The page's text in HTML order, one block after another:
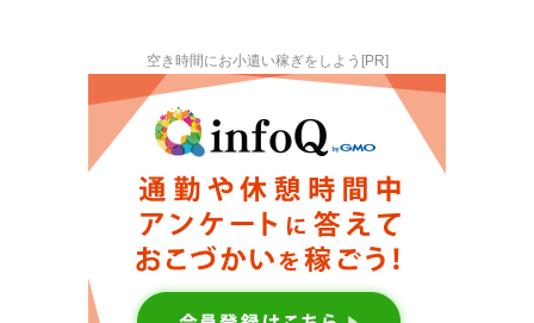
空き時間にお小遣い稼ぎをしよう[PR]